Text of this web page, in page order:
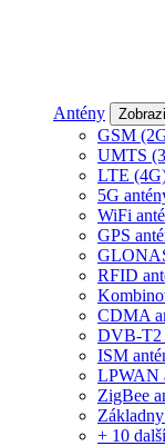
Antény
GSM
UMTS
LTE
5G
WiFi
GPS
RFID
CDMA
DVB-T2
ISM
LPWAN
ZigBee
+ 10